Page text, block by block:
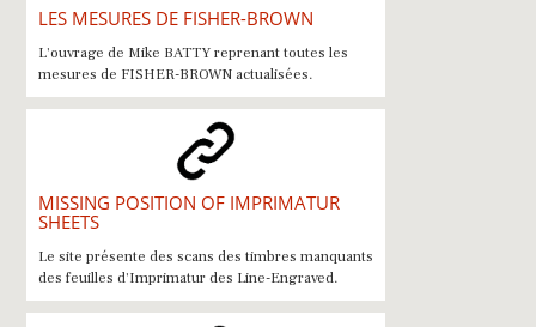
LES MESURES DE FISHER-BROWN
L'ouvrage de Mike BATTY reprenant toutes les
mesures de FISHER-BROWN actualisées.
MISSING POSITION OF IMPRIMATUR
SHEETS
Le site présente des scans des timbres manquants
des feuilles d'Imprimatur des Line-Engraved.